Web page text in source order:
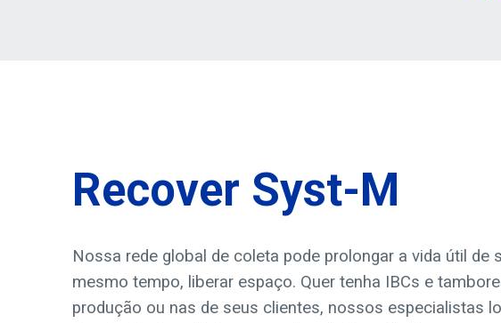
Recover Syst-M
Nossa rede global de coleta pode prolongar a vida útil de
mesmo tempo, liberar espaço. Quer tenha IBCs e
produção ou nas de seus clientes, nossos especialistas